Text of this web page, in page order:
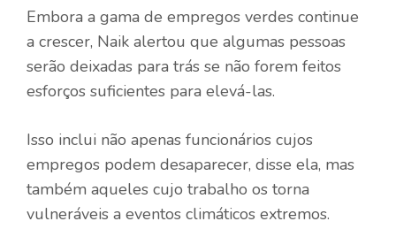
Embora a gama de empregos verdes continue
a crescer, Naik alertou que algumas pessoas
serão deixadas para trás se não forem feitos
esforços suficientes para elevá-las.
Isso inclui não apenas funcionários cujos
empregos podem desaparecer, disse ela, mas
também aqueles cujo trabalho os torna
vulneráveis ​​a eventos climáticos extremos.